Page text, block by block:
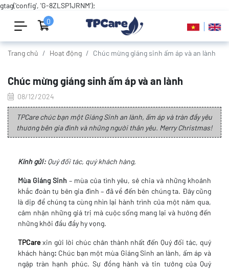
gtag('config', 'G-8ZLSP1JRNM');
0
Trang chủ Hoạt động Chúc mừng giáng sinh ấm áp và an lành
Chúc mừng giáng sinh ấm áp và an lành
08/12/2024
TPCare chúc bạn một Giáng Sinh an lành, ấm áp và tràn đầy yêu
thương bên gia đình và những người thân yêu. Merry Christmas!
Kính gửi: Quý đối tác, quý khách hàng,
Mùa Giáng Sinh – mùa của tình yêu, sẻ chia và những khoảnh
khắc đoàn tụ bên gia đình – đã về đến bên chúng ta. Đây cũng
là dịp để chúng ta cùng nhìn lại hành trình của một năm qua,
cảm nhận những giá trị mà cuộc sống mang lại và hướng đến
những khởi đầu đầy hy vọng.
TPCarexin gửi lời chúc chân thành nhất đến Quý đối tác, quý
khách hàng: Chúc bạn một mùa Giáng Sinh an lành, ấm áp và
ngập tràn hạnh phúc. Sự đồng hành và tin tưởng của Quý